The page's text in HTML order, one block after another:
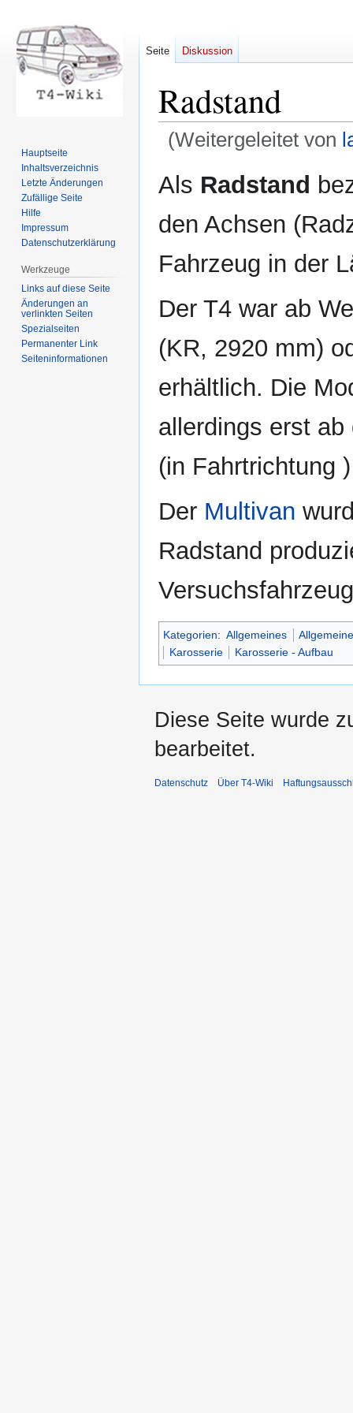
Radstand
(Weitergeleitet von
Navigation
Suche
Als Radstand
den Achsen
Fahrzeug in der
Der T4 war ab
(KR, 2920 mm)
erhältlich. Die
allerdings erst
(in Fahrtrichtung
Der Multivan
Radstand
Kategorien: Allgemeines
Karosserie
Karosserie - Aufbau
Seite Diskussion
Hauptseite
Inhaltsverzeichnis
Letzte Änderungen
Zufällige Seite
Hilfe
Impressum
Datenschutzerklärung
Werkzeuge
Links auf diese Seite
Änderungen an
verlinkten Seiten
Spezialseiten
Permanenter Link
Seiten­informationen
Diese Seite wurde
bearbeitet.
Datenschutz Über T4-Wiki